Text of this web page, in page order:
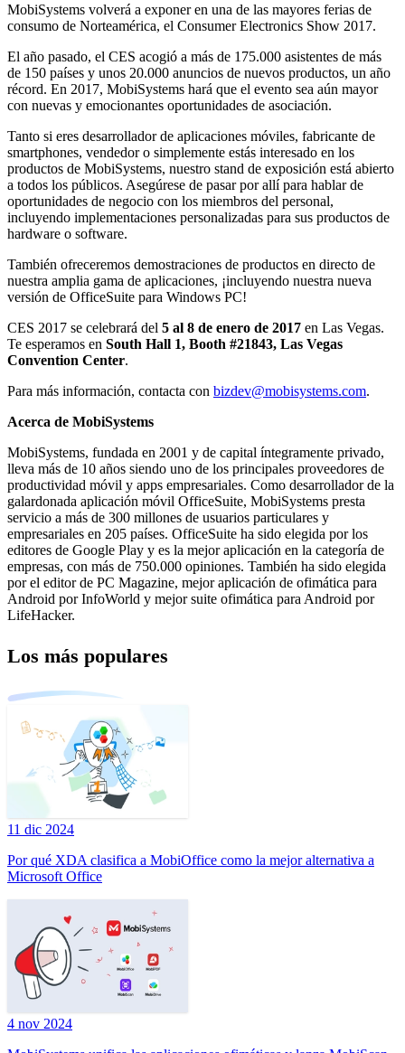
MobiSystems volverá a exponer en una de las mayores ferias de
consumo de Norteamérica, el Consumer Electronics Show 2017.
El año pasado, el CES acogió a más de 175.000 asistentes de más
de 150 países y unos 20.000 anuncios de nuevos productos, un año
récord. En 2017, MobiSystems hará que el evento sea aún mayor
con nuevas y emocionantes oportunidades de asociación.
Tanto si eres desarrollador de aplicaciones móviles, fabricante de
smartphones, vendedor o simplemente estás interesado en los
productos de MobiSystems, nuestro stand de exposición está abierto
a todos los públicos. Asegúrese de pasar por allí para hablar de
oportunidades de negocio con los miembros del personal,
incluyendo implementaciones personalizadas para sus productos de
hardware o software.
También ofreceremos demostraciones de productos en directo de
nuestra amplia gama de aplicaciones, ¡incluyendo nuestra nueva
versión de OfficeSuite para Windows PC!
CES 2017 se celebrará del 5 al 8 de enero de 2017 en Las Vegas.
Te esperamos en South Hall 1, Booth #21843, Las Vegas
Convention Center.
Para más información, contacta con bizdev@mobisystems.com.
Acerca de MobiSystems
MobiSystems, fundada en 2001 y de capital íntegramente privado,
lleva más de 10 años siendo uno de los principales proveedores de
productividad móvil y apps empresariales. Como desarrollador de la
galardonada aplicación móvil OfficeSuite, MobiSystems presta
servicio a más de 300 millones de usuarios particulares y
empresariales en 205 países. OfficeSuite ha sido elegida por los
editores de Google Play y es la mejor aplicación en la categoría de
empresas, con más de 750.000 opiniones. También ha sido elegida
por el editor de PC Magazine, mejor aplicación de ofimática para
Android por InfoWorld y mejor suite ofimática para Android por
LifeHacker.
Los más populares
11 dic 2024
Por qué XDA clasifica a MobiOffice como la mejor alternativa a
Microsoft Office
4 nov 2024